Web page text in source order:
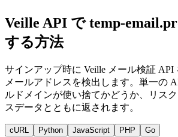
Veille API で temp-
する方法
サインアップ時に Veille メール検証 API
メールアドレスを検出します。単一の
ルドメインが使い捨てかどうか、リス
スデータとともに返されます。
cURL Python JavaScript PHP Go